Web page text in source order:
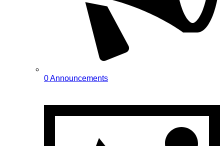
0 Announcements